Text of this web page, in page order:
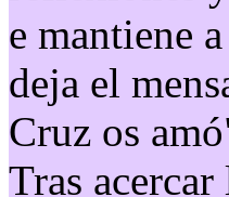
e mantiene
deja el
Cruz os
Tras